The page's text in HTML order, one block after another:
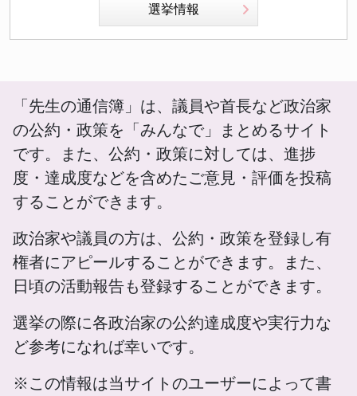
選挙情報
「先生の通信簿」は、議員や首長など政治家
の公約・政策を「みんなで」まとめるサイト
です。また、公約・政策に対しては、進捗
度・達成度などを含めたご意見・評価を投稿
することができます。
政治家や議員の方は、公約・政策を登録し有
権者にアピールすることができます。また、
日頃の活動報告も登録することができます。
選挙の際に各政治家の公約達成度や実行力な
ど参考になれば幸いです。
※この情報は当サイトのユーザーによって書